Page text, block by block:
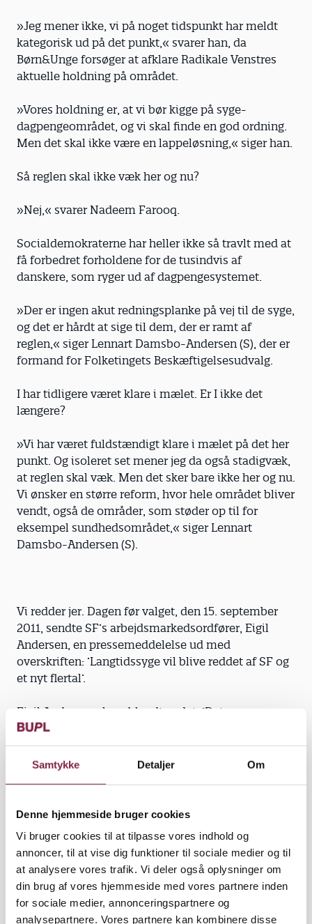
Samtykke Detaljer Om
Denne hjemmeside bruger cookies
Vi bruger cookies til at tilpasse vores indhold og
annoncer, til at vise dig funktioner til sociale medier og til
at analysere vores trafik. Vi deler også oplysninger om
din brug af vores hjemmeside med vores partnere inden
for sociale medier, annonceringspartnere og
analysepartnere. Vores partnere kan kombinere disse
»Jeg mener ikke, vi på noget tidspunkt har meldt
kategorisk ud på det punkt,« svarer han, da
Børn&Unge forsøger at afklare Radikale Venstres
aktuelle holdning på området.
»Vores holdning er, at vi bør kigge på syge­
dagpengeområdet, og vi skal finde en god ordning.
Men det skal ikke være en lappeløsning,« siger han.
Så reglen skal ikke væk her og nu?
»Nej,« svarer Nadeem Farooq.
Socialdemokraterne har heller ikke så travlt med at
få forbedret forholdene for de tusindvis af
danskere, som ryger ud af dagpengesystemet.
»Der er ingen akut redningsplanke på vej til de syge,
og det er hårdt at sige til dem, der er ramt af
reglen,« siger Lennart Damsbo-Andersen (S), der er
formand for Folketingets Beskæftigelsesudvalg.
I har tidligere været klare i mælet. Er I ikke det
længere?
»Vi har været fuldstændigt klare i mælet på det her
punkt. Og isoleret set mener jeg da også stadigvæk,
at reglen skal væk. Men det sker bare ikke her og nu.
Vi ønsker en større reform, hvor hele området bliver
vendt, også de områder, som støder op til for
eksempel sundhedsområdet,« siger Lennart
Damsbo-Andersen (S).
Vi redder jer. Dagen før valget, den 15. september
2011, sendte SF’s arbejdsmarkedsordfører, Eigil
Andersen, en pressemeddelelse ud med
overskriften: ’Langtidssyge vil blive reddet af SF og
et nyt flertal’.
Eigil Andersen skrev blandt andet: ’Det er
umenneskeligt og uretfærdigt, at samfundet støder
langtidssyge ud over kanten, så de må gå fra hus og
hjem. Derfor vil SF lave loven om. De tre andre
I dag indrømmer Eigil Andersen, at det ikke går så
hurtigt med at få afskaffet reglen, som han kunne
ønske sig.
»Folk bliver efterladt på herrens mark med det her
system, fordi man tager indtægten fra meget syge